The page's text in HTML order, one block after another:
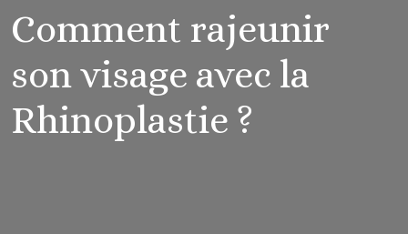
Comment rajeunir
son visage avec la
Rhinoplastie ?